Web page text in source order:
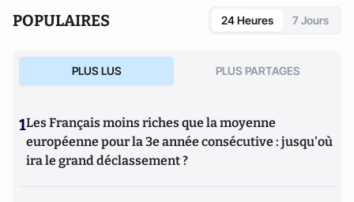
POPULAIRES 24 Heures 7 Jours
PLUS LUS PLUS PARTAGES
1Les Français moins riches que la moyenne
européenne pour la 3e année consécutive : jusqu'où
ira le grand déclassement ?